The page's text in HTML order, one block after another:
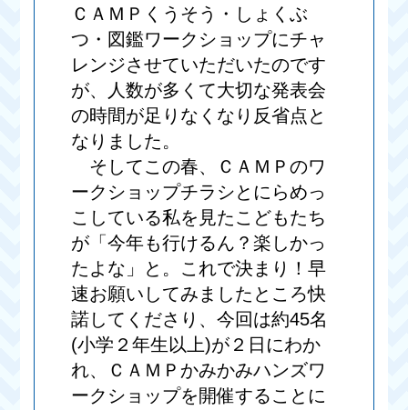
ＣＡＭＰくうそう・しょくぶ
つ・図鑑ワークショップにチャ
レンジさせていただいたのです
が、人数が多くて大切な発表会
の時間が足りなくなり反省点と
なりました。
そしてこの春、ＣＡＭＰのワ
ークショップチラシとにらめっ
こしている私を見たこどもたち
が「今年も行けるん？楽しかっ
たよな」と。これで決まり！早
速お願いしてみましたところ快
諾してくださり、今回は約45名
(小学２年生以上)が２日にわか
れ、ＣＡＭＰかみかみハンズワ
ークショップを開催することに